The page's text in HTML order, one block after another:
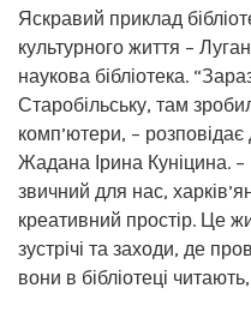
Яскравий приклад
культурного життя –
наукова бібліотека.
Старобільську, там
комп’ютери, –
Жадана Ірина Куніцина. –
звичний для нас,
креативний простір. Це
зустрічі та заходи, де
вони в бібліотеці